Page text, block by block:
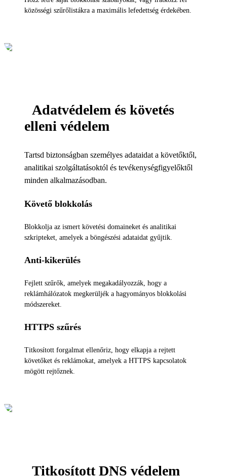
közösségi szűrőlistákra a maximális lefedettség érdekében.
Adatvédelem és követés
elleni védelem
Tartsd biztonságban személyes adataidat a követőktől,
analitikai szolgáltatásoktól és tevékenységfigyelőktől
minden alkalmazásodban.
Követő blokkolás
Blokkolja az ismert követési domaineket és analitikai
szkripteket, amelyek a böngészési adataidat gyűjtik.
Anti-kikerülés
Fejlett szűrők, amelyek megakadályozzák, hogy a
reklámhálózatok megkerüljék a hagyományos blokkolási
módszereket.
HTTPS szűrés
Titkosított forgalmat ellenőriz, hogy elkapja a rejtett
követőket és reklámokat, amelyek a HTTPS kapcsolatok
mögött rejtőznek.
Titkosított DNS védelem